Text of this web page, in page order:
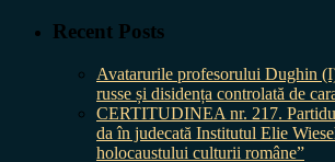
Recent Posts
Avatarurile profesorului Dughin
russe și disidența controlată de
CERTITUDINEA nr. 217.
da în judecată Institutul Elie
holocaustului culturii române”